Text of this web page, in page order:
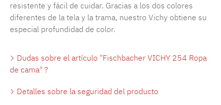
resistente y fácil de cuidar. Gracias a los dos colores
diferentes de la tela y la trama, nuestro Vichy obtiene su
especial profundidad de color.
Dudas sobre el artículo "Fischbacher VICHY 254 Ropa
de cama" ?
Detalles sobre la seguridad del producto